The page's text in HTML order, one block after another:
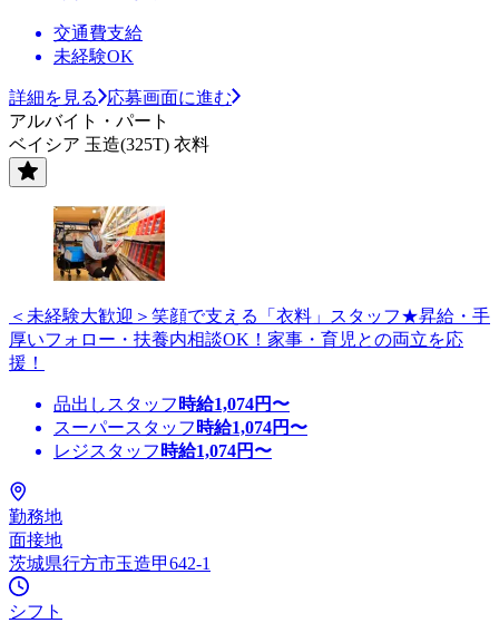
交通費支給
未経験OK
詳細を見る
応募画面に進む
アルバイト・パート
ベイシア 玉造(325T) 衣料
＜未経験大歓迎＞笑顔で支える「衣料」スタッフ★昇給・手
厚いフォロー・扶養内相談OK！家事・育児との両立を応
援！
品出しスタッフ 時給1,074円〜
スーパースタッフ 時給1,074円〜
レジスタッフ 時給1,074円〜
勤務地
面接地
茨城県行方市玉造甲642-1
シフト